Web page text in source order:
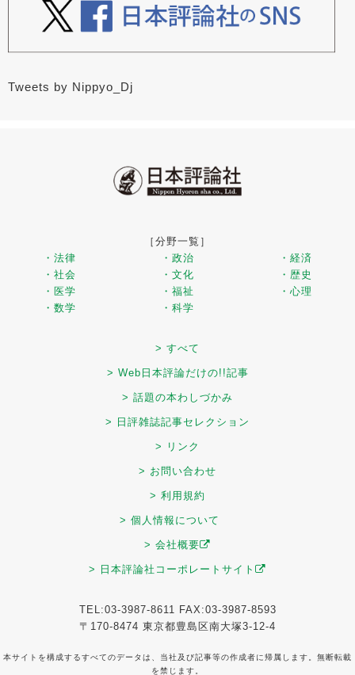
Tweets by Nippyo_Dj
［分野一覧］
・法律
・政治
・経済
・社会
・文化
・歴史
・医学
・福祉
・心理
・数学
・科学
> すべて
> Web日本評論だけの!!記事
> 話題の本わしづかみ
> 日評雑誌記事セレクション
> リンク
> お問い合わせ
> 利用規約
> 個人情報について
> 会社概要
> 日本評論社コーポレートサイト
TEL:03-3987-8611 FAX:03-3987-8593
〒170-8474 東京都豊島区南大塚3-12-4
本サイトを構成するすべてのデータは、当社及び記事等の作成者に帰属します。無断転載
を禁じます。